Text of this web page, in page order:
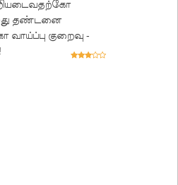
தண்டனை
குறைவு -